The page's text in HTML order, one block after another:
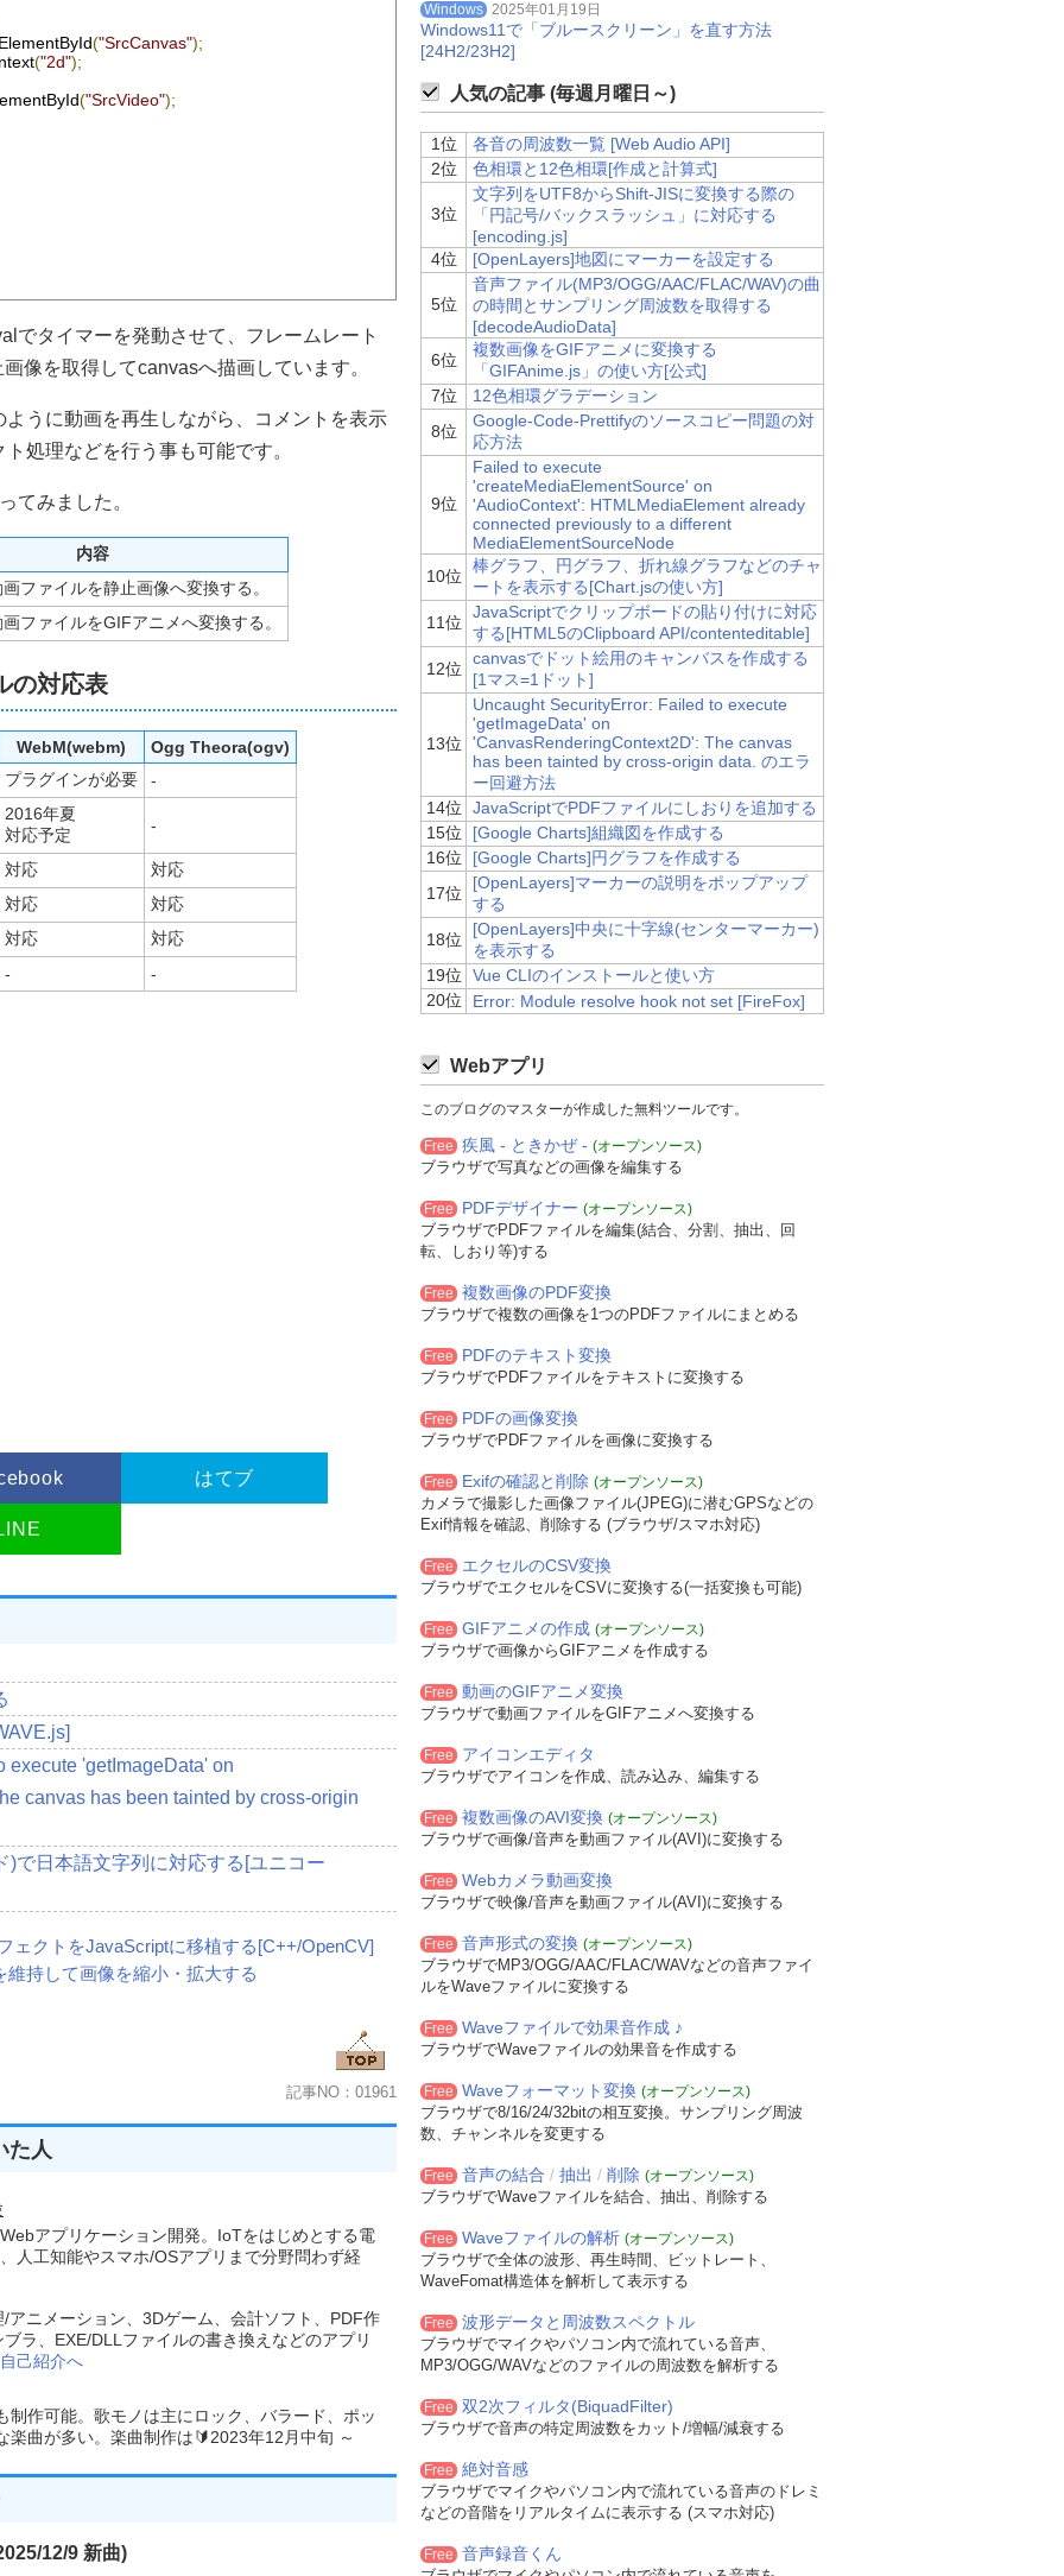
("SrcCanvas");
("2d");
("SrcVideo");
,0,0,src_video.width,src_video height);
;
();
った時
function(){
size){
.videoWidth / size;
(src_video videoHeight
;
.videoHeight;;
accept="video/mp4,video/webm,video/ogg" "onAddFile
(); ">停止</button></p>
でタイマーを発動させて、フレームレート
像を取得してcanvasへ描画しています。
うに動画を再生しながら、コメントを表示
処理などを行う事も可能です。
てみました。
内容
ファイルを静止画像へ変換する。
ファイルをGIFアニメへ変換する。
の対応表
WebM(webm)
Ogg Theora(ogv)
プラグインが必要 -
2016年夏
対応予定
-
対応
対応
対応
対応
対応
対応
- -
はてブ
execute 'getImageData' on
canvas has been tainted by cross-origin
)で日本語文字列に対応する[ユニコー
ェクトをJavaScriptに移植する[C++/OpenCV]
維持して画像を縮小・拡大する
記事NO：01961
た人
アプリケーション開発。IoTをはじめとする電
人工知能やスマホ/OSアプリまで分野問わず経
アニメーション、3Dゲーム、会計ソフト、PDF作
ラ、EXE/DLLファイルの書き換えなどのアプリ
己紹介へ
制作可能。歌モノは主にロック、バラード、ポッ
楽曲が多い。楽曲制作は🔰2023年12月中旬 ～
12/9 新曲)
Windows 2025年01月19日
Windows11で「ブルースクリーン」を直す方法
[24H2/23H2]
人気の記事 (毎週月曜日～)
1位
各音の周波数一覧 [Web Audio API]
2位
色相環と12色相環[作成と計算式]
3位
文字列をUTF8からShift-JISに変換する際の
「円記号/バックスラッシュ」に対応する
[encoding.js]
4位
[OpenLayers]地図にマーカーを設定する
5位
音声ファイル(MP3/OGG/AAC/FLAC/WAV)の曲
の時間とサンプリング周波数を取得する
[decodeAudioData]
6位
複数画像をGIFアニメに変換する
「GIFAnime.js」の使い方[公式]
7位
12色相環グラデーション
8位
Google-Code-Prettifyのソースコピー問題の対
応方法
9位
Failed to execute
'createMediaElementSource' on
'AudioContext': HTMLMediaElement already
connected previously to a different
MediaElementSourceNode
10位
棒グラフ、円グラフ、折れ線グラフなどのチャ
ートを表示する[Chart.jsの使い方]
11位
JavaScriptでクリップボードの貼り付けに対応
する[HTML5のClipboard API/contenteditable]
12位
canvasでドット絵用のキャンバスを作成する
[1マス=1ドット]
13位
Uncaught SecurityError: Failed to execute
'getImageData' on
'CanvasRenderingContext2D': The canvas
has been tainted by cross-origin data. のエラ
ー回避方法
14位
JavaScriptでPDFファイルにしおりを追加する
15位
[Google Charts]組織図を作成する
16位
[Google Charts]円グラフを作成する
17位
[OpenLayers]マーカーの説明をポップアップ
する
18位
[OpenLayers]中央に十字線(センターマーカー)
を表示する
19位
Vue CLIのインストールと使い方
20位
Error: Module resolve hook not set [FireFox]
Webアプリ
このブログのマスターが作成した無料ツールです。
Free 疾風 - ときかぜ - (オープンソース)
ブラウザで写真などの画像を編集する
Free PDFデザイナー (オープンソース)
ブラウザでPDFファイルを編集(結合、分割、抽出、回
転、しおり等)する
Free 複数画像のPDF変換
ブラウザで複数の画像を1つのPDFファイルにまとめる
Free PDFのテキスト変換
ブラウザでPDFファイルをテキストに変換する
Free PDFの画像変換
ブラウザでPDFファイルを画像に変換する
Free Exifの確認と削除 (オープンソース)
カメラで撮影した画像ファイル(JPEG)に潜むGPSなどの
Exif情報を確認、削除する (ブラウザ/スマホ対応)
Free エクセルのCSV変換
ブラウザでエクセルをCSVに変換する(一括変換も可能)
Free GIFアニメの作成 (オープンソース)
ブラウザで画像からGIFアニメを作成する
Free 動画のGIFアニメ変換
ブラウザで動画ファイルをGIFアニメへ変換する
Free アイコンエディタ
ブラウザでアイコンを作成、読み込み、編集する
Free 複数画像のAVI変換 (オープンソース)
ブラウザで画像/音声を動画ファイル(AVI)に変換する
Free Webカメラ動画変換
ブラウザで映像/音声を動画ファイル(AVI)に変換する
Free 音声形式の変換 (オープンソース)
ブラウザでMP3/OGG/AAC/FLAC/WAVなどの音声ファイ
ルをWaveファイルに変換する
Free Waveファイルで効果音作成 ♪
ブラウザでWaveファイルの効果音を作成する
Free Waveフォーマット変換 (オープンソース)
ブラウザで8/16/24/32bitの相互変換。サンプリング周波
数、チャンネルを変更する
Free 音声の結合 / 抽出 / 削除 (オープンソース)
ブラウザでWaveファイルを結合、抽出、削除する
Free Waveファイルの解析 (オープンソース)
ブラウザで全体の波形、再生時間、ビットレート、
WaveFomat構造体を解析して表示する
Free 波形データと周波数スペクトル
ブラウザでマイクやパソコン内で流れている音声、
MP3/OGG/WAVなどのファイルの周波数を解析する
Free 双2次フィルタ(BiquadFilter)
ブラウザで音声の特定周波数をカット/増幅/減衰する
Free 絶対音感
ブラウザでマイクやパソコン内で流れている音声のドレミ
などの音階をリアルタイムに表示する (スマホ対応)
Free 音声録音くん